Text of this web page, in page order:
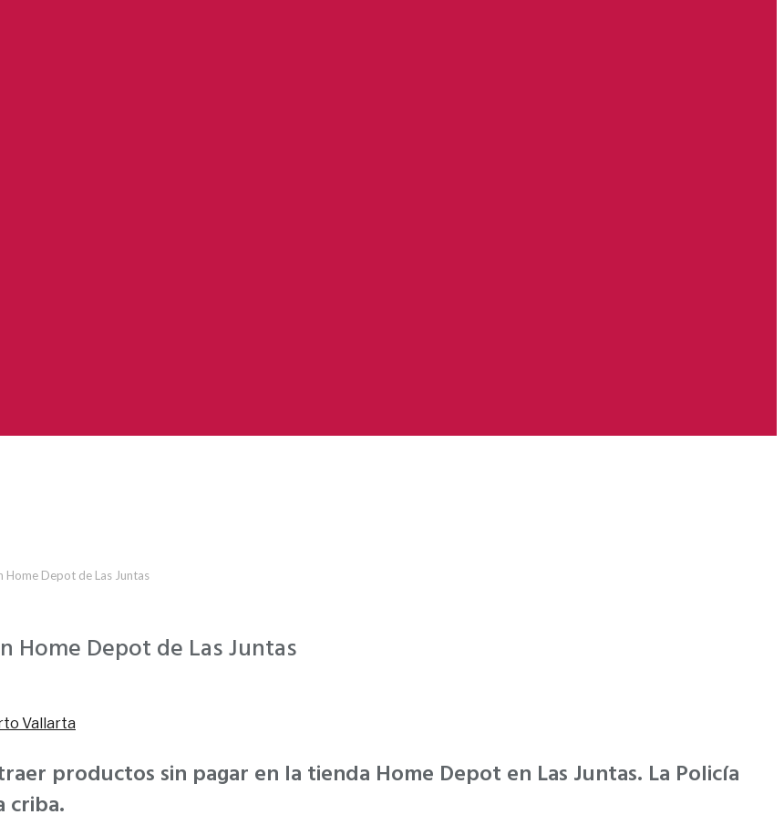
Depot de Las Juntas
Depot de Las Juntas
Vallarta
productos sin pagar en la tienda Home Depot en Las Juntas. La Policía
criba.